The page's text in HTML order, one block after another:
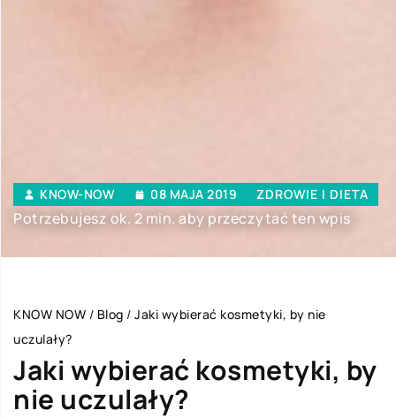
KNOW-NOW 08 MAJA 2019 ZDROWIE I DIETA
Potrzebujesz ok. 2 min. aby przeczytać ten wpis
KNOW NOW / Blog / Jaki wybierać kosmetyki, by nie
uczulały?
Jaki wybierać kosmetyki, by
nie uczulały?